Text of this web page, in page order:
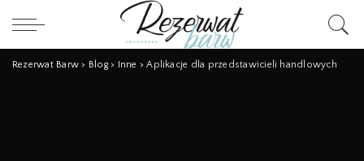
Rezerwat Barw > Blog> Inne >Aplikacje dla przedstawicieli handlowych